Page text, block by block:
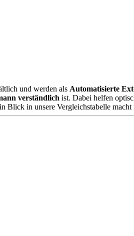
und werden als Automatisierte
verständlich ist. Dabei helfen
in unsere Vergleichstabelle macht